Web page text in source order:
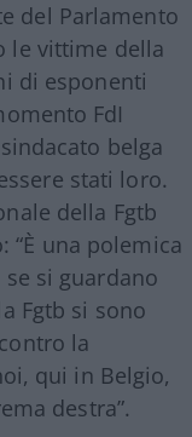
del Parlamento
le vittime della
di esponenti
FdI
belga
stati loro.
della Fgtb
“È una polemica
si guardano
Fgtb si sono
la
qui in Belgio,
destra”.